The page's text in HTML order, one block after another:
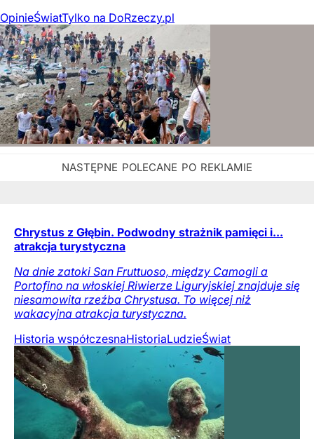
OpinieŚwiatTylko na DoRzeczy.pl
Chrystus z Głębin. Podwodny strażnik pamięci i...
atrakcja turystyczna
Na dnie zatoki San Fruttuoso, między Camogli a
Portofino na włoskiej Riwierze Liguryjskiej znajduje się
niesamowita rzeźba Chrystusa. To więcej niż
wakacyjna atrakcja turystyczna.
Historia współczesnaHistoriaLudzieŚwiat